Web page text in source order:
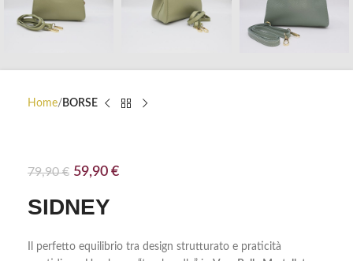
Home BORSE
79,90€ 59,90 €
SIDNEY
Il perfetto equilibrio tra design strutturato e praticità